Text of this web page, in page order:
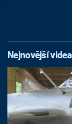
Nejnovější videa